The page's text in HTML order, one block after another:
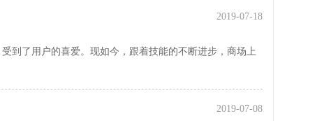
2019-07-18
到了用户的喜爱。现如今，跟着技能的不断进步，商场上
2019-07-08